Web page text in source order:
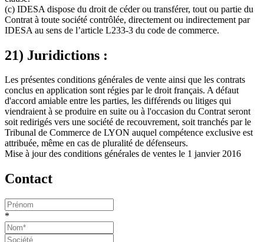
(c) IDESA dispose du droit de céder ou transférer, tout ou partie du
Contrat à toute société contrôlée, directement ou indirectement par
IDESA au sens de l’article L233-3 du code de commerce.
21) Juridictions :
Les présentes conditions générales de vente ainsi que les contrats
conclus en application sont régies par le droit français. A défaut
d'accord amiable entre les parties, les différends ou litiges qui
viendraient à se produire en suite ou à l'occasion du Contrat seront
soit redirigés vers une société de recouvrement, soit tranchés par le
Tribunal de Commerce de LYON auquel compétence exclusive est
attribuée, même en cas de pluralité de défenseurs.
Mise à jour des conditions générales de ventes le 1 janvier 2016
Contact
*